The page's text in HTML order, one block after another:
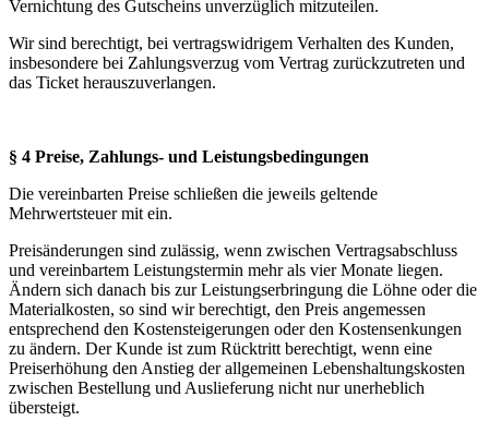
Vernichtung des Gutscheins unverzüglich mitzuteilen.
Wir sind berechtigt, bei vertragswidrigem Verhalten des Kunden,
insbesondere bei Zahlungsverzug vom Vertrag zurückzutreten und
das Ticket herauszuverlangen.
§ 4 Preise, Zahlungs- und Leistungsbedingungen
Die vereinbarten Preise schließen die jeweils geltende
Mehrwertsteuer mit ein.
Preisänderungen sind zulässig, wenn zwischen Vertragsabschluss
und vereinbartem Leistungstermin mehr als vier Monate liegen.
Ändern sich danach bis zur Leistungserbringung die Löhne oder die
Materialkosten, so sind wir berechtigt, den Preis angemessen
entsprechend den Kostensteigerungen oder den Kostensenkungen
zu ändern. Der Kunde ist zum Rücktritt berechtigt, wenn eine
Preiserhöhung den Anstieg der allgemeinen Lebenshaltungskosten
zwischen Bestellung und Auslieferung nicht nur unerheblich
übersteigt.